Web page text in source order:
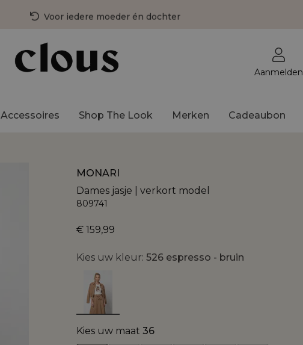
Voor iedere moeder én dochter
3 fysieke winkels in Nederland
Gratis bezorging vanaf €75,-
Aanmelden
Accessoires Shop The Look Merken Cadeaubon
MONARI
Dames jasje | verkort model
809741
€ 159,99
Kies uw kleur: 526 espresso - bruin
Kies uw maat 36